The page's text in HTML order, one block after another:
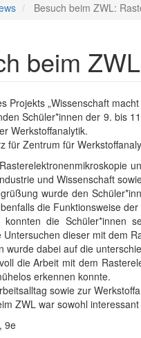
Besuch beim ZWL:
beim
Projekts „Wissenschaft
Schüler*innen der 9. bis
Werkstoffanalytik.
für Zentrum für
und Wissenschaft
wurde den
die Funktionsweise
konnten die Schüler*innen
dieser mit dem
wurde dabei auf die
die Arbeit mit dem
erkennen konnte.
sowie zur
ZWL war sowohl
9e